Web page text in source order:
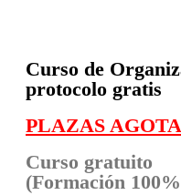
Curso de
protocolo gratis
PLAZAS
Curso gratuito
(Formación